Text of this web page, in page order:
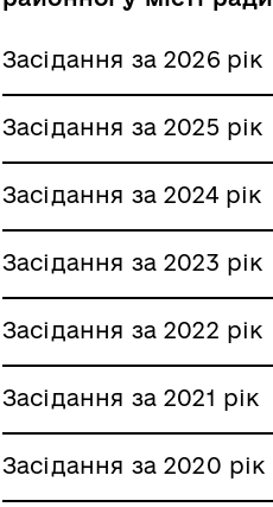
Засідання за 2026 рік
Засідання за 2025 рік
Засідання за 2024 рік
Засідання за 2023 рік
Засідання за 2022 рік
Засідання за 2021 рік
Засідання за 2020 рік